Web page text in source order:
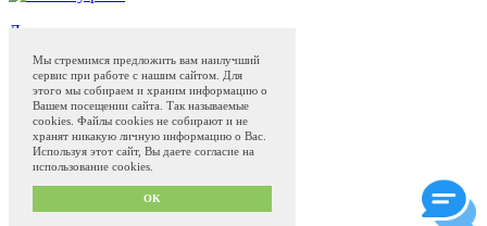
Летом у реки
索科洛娃·娜塔莉娅·亚历山大罗夫娜
若斯托沃彩绘 网上商店 博物馆 Блог
Программа привилегий с 01.04.2024
Сделано вQS50.ru
Privacy policy and offer
Term of use
Мы стремимся предложить вам наилучший
сервис при работе с нашим сайтом. Для
этого мы собираем и храним информацию о
Вашем посещении сайта. Так называемые
cookies. Файлы cookies не собирают и не
хранят никакую личную информацию о Вас.
Используя этот сайт, Вы даете согласие на
использование cookies.
OK